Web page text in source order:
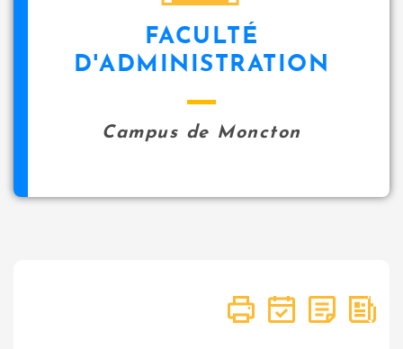
FACULTÉ
D'ADMINISTRATION
Campus de Moncton